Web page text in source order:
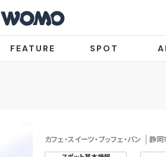
FEATURE SPOT
カフェ・スイーツ・ブッフェ・パン 静岡